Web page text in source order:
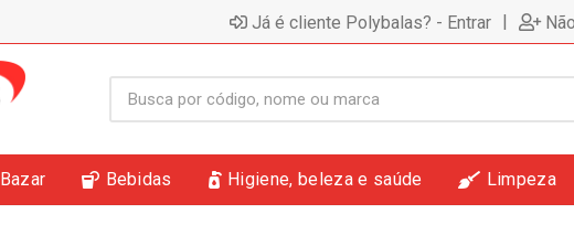
Já é cliente Polybalas? - Entrar |
Bazar Bebidas Higiene, beleza e saúde Limpeza